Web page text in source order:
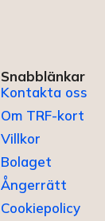
Snabblänkar
Kontakta oss
Om TRF-kort
Villkor
Bolaget
Ångerrätt
Cookiepolicy